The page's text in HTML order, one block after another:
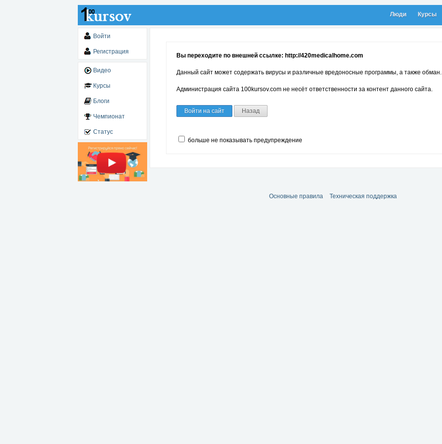
Люди Курсы
Войти
Регистрация
Видео
Курсы
Блоги
Чемпионат
Статус
Вы переходите по внешней ссылке: http://420medicalhome.com
Данный сайт может содержать вирусы и различные вредоносные программы, а также обман.
Администрация сайта 100kursov.com не несёт ответственности за контент данного сайта.
Войти на сайт Назад
больше не показывать предупреждение
Основные правила Техническая поддержка